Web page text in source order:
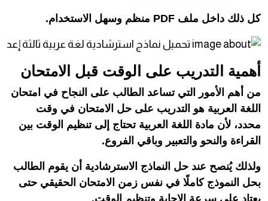
كل ذلك داخل ملف PDF منظم وسهل الاستخدام.
أهمية التدريب على الوقت قبل الامتحان
من أهم الأمور التي تساعد الطالب على النجاح في امتحان
اللغة العربية هو التدريب على حل الامتحان في وقت
محدد، لأن مادة اللغة العربية تحتاج إلى تنظيم الوقت بين
القراءة والنحو والتعبير وباقي الفروع.
ولذلك يُنصح عند حل النماذج الاسترشادية أن يقوم الطالب
بحل النموذج كاملًا في نفس زمن الامتحان الحقيقي حتى